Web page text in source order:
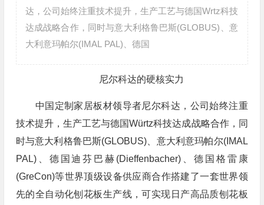
达，公司始终注重技术提升，生产工艺与德国Wrtz科技
达成战略合作，同时与意大利格鲁巴斯(GLOBUS)、意
大利意玛帕尔(IMAL PAL)、德国
尼尔科达的硬核实力
中国定制家居板材领导者尼尔科达，公司始终注重
技术提升，生产工艺与德国Würtz科技达成战略合作，同
时与意大利格鲁巴斯(GLOBUS)、意大利意玛帕尔(IMAL
PAL)、德国迪芬巴赫(Dieffenbacher)、德国格雷康
(GreCon)等世界顶级设备供应商合作搭建了一套世界领
先的全自动化刨花板生产线，可实现日产高品质刨花板